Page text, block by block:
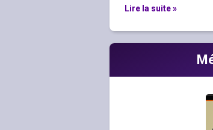
Lire la suite »